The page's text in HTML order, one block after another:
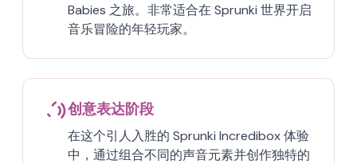
Babies 之旅。非常适合在 Sprunki 世界开启
音乐冒险的年轻玩家。
创意表达阶段
在这个引人入胜的 Sprunki Incredibox 体验
中，通过组合不同的声音元素并创作独特的